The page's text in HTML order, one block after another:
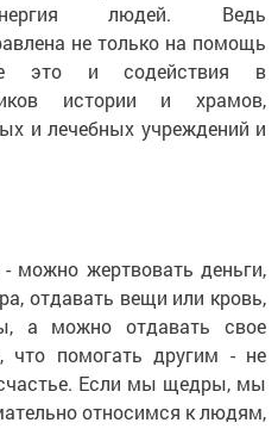
людей. Ведь
не только на помощь
это и содействия в
истории и храмов,
и лечебных учреждений и
можно жертвовать деньги,
отдавать вещи или кровь,
а можно отдавать свое
что помогать другим - не
Если мы щедры, мы
относимся к людям,